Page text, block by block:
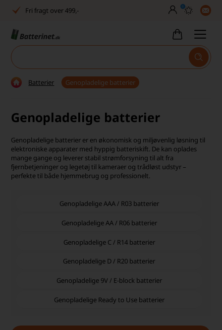
Dansk lager
30 dages returret
Høj kundetilfredshed
Fri fragt over 499,-
Dansk lager
30 dages returret
Tlf. er lukket uge 27-32
Høj kundetilfredshed
0
Batterier Genopladelige batterier
Genopladelige batterier
Genopladelige batterier er en økonomisk og miljøvenlig løsning til
elektroniske apparater med hyppig batteriskift. De kan oplades
mange gange og leverer stabil strømforsyning til alt fra
fjernbetjeninger og legetøj til kameraer og trådløst udstyr –
perfekte til både hjemmebrug og professionelt.
Genopladelige AAA / R03 batterier
Genopladelige AA / R06 batterier
Genopladelige C / R14 batterier
Genopladelige D / R20 batterier
Genopladelige 9V / E-block batterier
Genopladelige Ready to Use batterier